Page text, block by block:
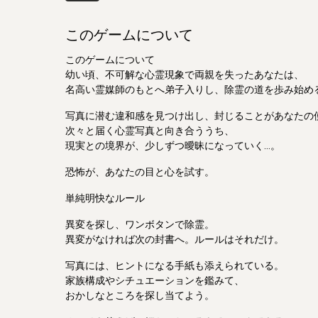
このゲームについて
このゲームについて
幼い頃、不可解な心霊現象で両親を失ったあなたは、
名高い霊媒師のもとへ弟子入りし、除霊の道を歩み始め
写真に潜む違和感を見つけ出し、封じることがあなたの
次々と届く心霊写真と向き合ううち、
現実との境界が、少しずつ曖昧になっていく...。
恐怖が、あなたの目と心を試す。
単純明快なルール
異変を探し、ワンボタンで除霊。
異変がなければ次の封書へ。ルールはそれだけ。
写真には、ヒントになる手紙も添えられている。
家族構成やシチュエーションを鑑みて、
おかしなところを探し当てよう。